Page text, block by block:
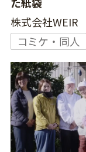
株式会社WEIR
コミケ・同人